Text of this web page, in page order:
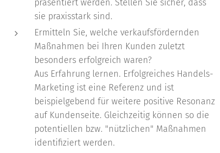
präsentiert werden. Stellen Sie sicher, dass
sie praxisstark sind.
Ermitteln Sie, welche verkaufsfördernden
Maßnahmen bei Ihren Kunden zuletzt
besonders erfolgreich waren?
Aus Erfahrung lernen. Erfolgreiches Handels-
Marketing ist eine Referenz und ist
beispielgebend für weitere positive Resonanz
auf Kundenseite. Gleichzeitig können so die
potentiellen bzw. "nützlichen" Maßnahmen
identifiziert werden.